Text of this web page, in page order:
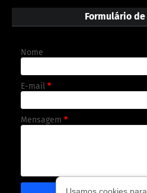
Formulário
Nome
E-mail *
Mensagem *